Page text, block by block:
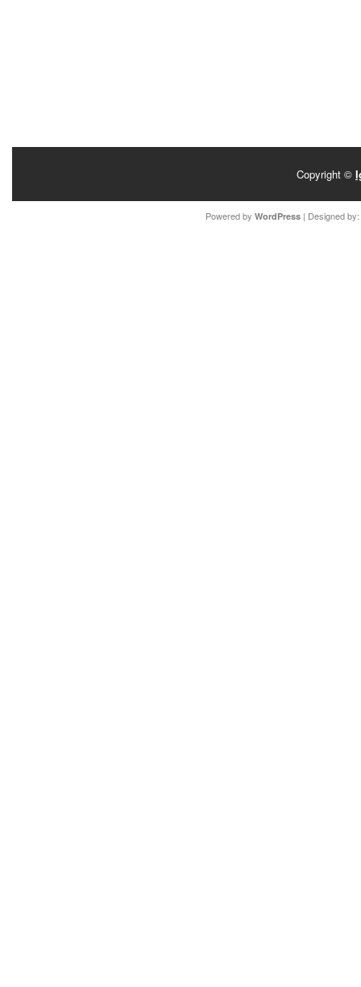
Copyright ©
Powered by WordPress| Designed by: